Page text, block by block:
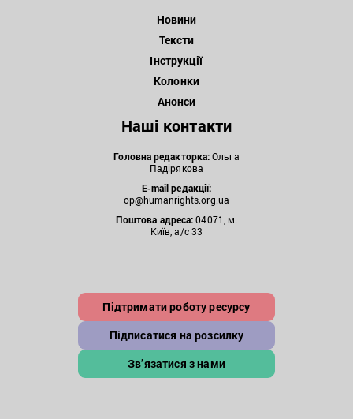
Новини
Тексти
Інструкції
Колонки
Анонси
Наші контакти
Головна редакторка:Ольга
Падірякова
E-mail редакції:
op@humanrights.org.ua
Поштова адреса:04071, м.
Київ, а/с 33
Підтримати роботу ресурсу
Підписатися на розсилку
Зв’язатися з нами